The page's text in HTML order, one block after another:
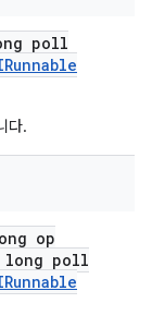
poll
다.
op
long poll